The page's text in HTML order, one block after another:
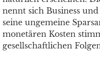
nennt sich Business
seine ungemeine
monetären Kosten
gesellschaftlichen